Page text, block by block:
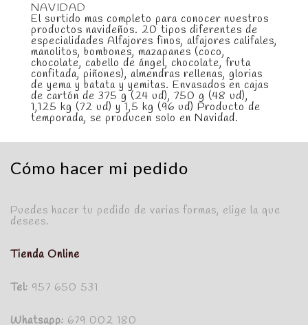
NAVIDAD
El surtido mas completo para conocer nuestros
productos navideños. 20 tipos diferentes de
especialidades Alfajores finos, alfajores califales,
manolitos, bombones, mazapanes (coco,
chocolate, cabello de ángel, chocolate, fruta
confitada, piñones), almendras rellenas, glorias
de yema y batata y yemitas. Envasados en cajas
de cartón de 375 g (24 ud), 750 g (48 ud),
1,125 kg (72 ud) y 1,5 kg (96 ud) Producto de
temporada, se producen solo en Navidad.
Cómo hacer mi pedido
Puedes hacer tu pedido de varias formas, elige la que
desees.
Tienda Online
Tel: 957 650 531
Whatsapp: 679 002 180